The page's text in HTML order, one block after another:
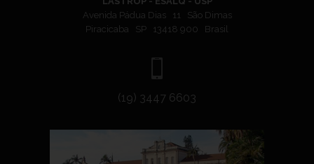
Avenida Pádua Dias 11 São Dimas
Piracicaba SP 13418 900 Brasil
(19) 3447 6603